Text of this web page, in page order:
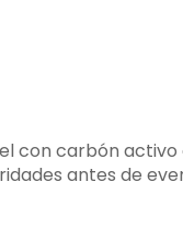
con carbón activo
antes de